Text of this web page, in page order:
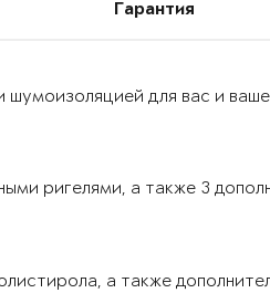
Гарантия
шумоизоляцией для вас и
ригелями, а также 3
а также